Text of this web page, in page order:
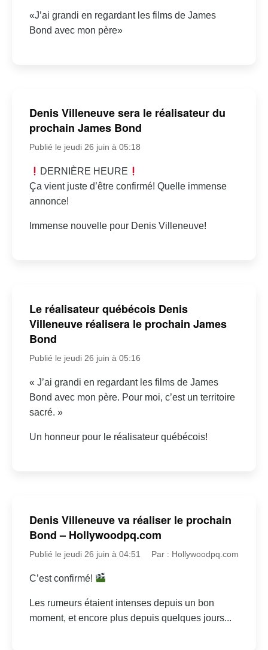
«J’ai grandi en regardant les films de James
Bond avec mon père»
Denis Villeneuve sera le réalisateur du
prochain James Bond
Publié le jeudi 26 juin à 05:18
DERNIÈRE HEURE
Ça vient juste d’être confirmé! Quelle immense
annonce!
Immense nouvelle pour Denis Villeneuve!
Le réalisateur québécois Denis
Villeneuve réalisera le prochain James
Bond
Publié le jeudi 26 juin à 05:16
« J’ai grandi en regardant les films de James
Bond avec mon père. Pour moi, c’est un territoire
sacré. »
Un honneur pour le réalisateur québécois!
Denis Villeneuve va réaliser le prochain
Bond – Hollywoodpq.com
Publié le jeudi 26 juin à 04:51 Par : Hollywoodpq.com
C’est confirmé!
Les rumeurs étaient intenses depuis un bon
moment, et encore plus depuis quelques jours...